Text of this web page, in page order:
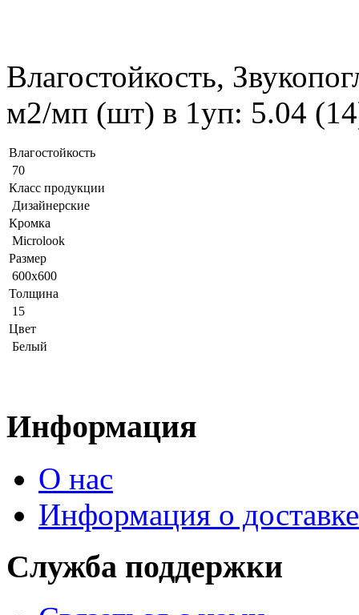
Влагостойкость,
м2/мп (шт) в 1уп: 5.04
Влагостойкость
70
Класс продукции
Дизайнерские
Кромка
Microlook
Размер
600x600
Толщина
15
Цвет
Белый
Информация
О нас
Информация о доставке
Служба поддержки